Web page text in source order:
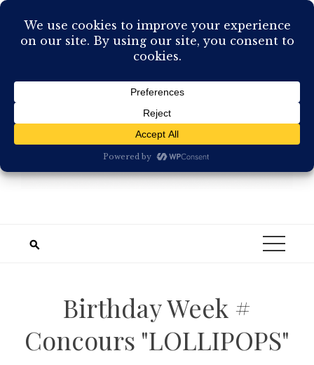
Skip
content
Birthday Week #
Concours "LOLLIPOPS"